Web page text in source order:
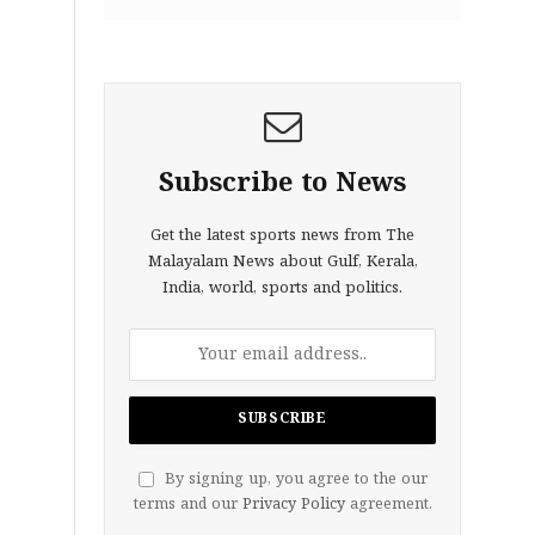
Subscribe to News
Get the latest sports news from The
Malayalam News about Gulf, Kerala,
India, world, sports and politics.
By signing up, you agree to the our
terms and our Privacy Policyagreement.